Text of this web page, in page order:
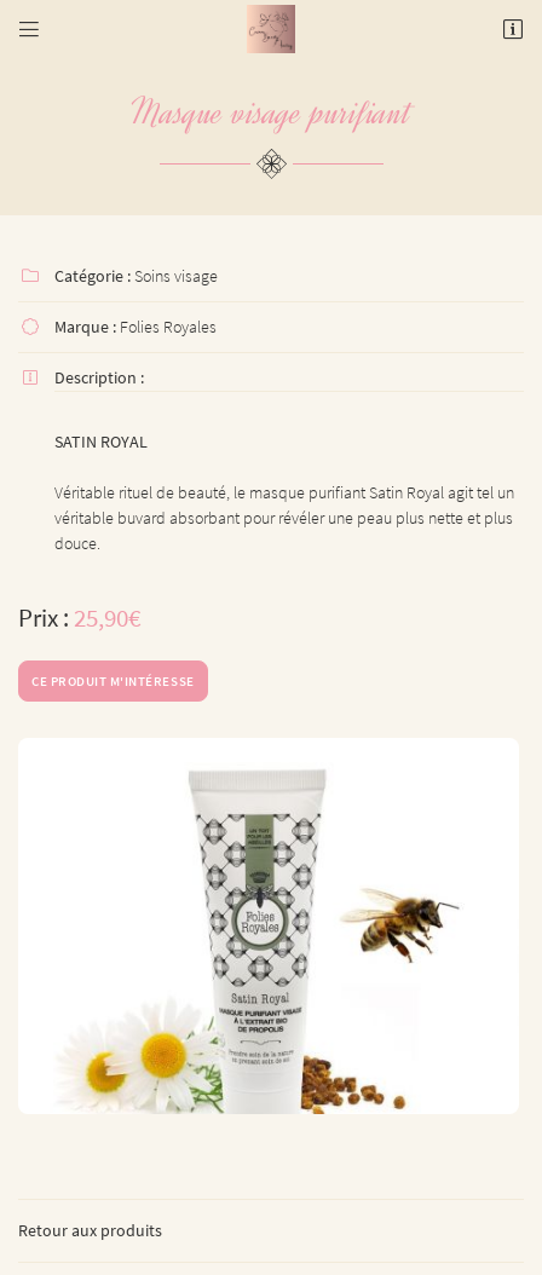

L’INSTITUT
PRESTATIONS

06 17 55 97 05
 Adresse email de réception
formulaire de désinscription
INSCRIPTION
Masque visage purifiant
 Catégorie : Soins visage
 Marque : Folies Royales
 Description :
SATIN ROYAL
Véritable rituel de beauté, le masque purifiant Satin Royal agit tel un
véritable buvard absorbant pour révéler une peau plus nette et plus
douce.
Prix : 25,90€
CE PRODUIT M'INTÉRESSE
Retour aux produits